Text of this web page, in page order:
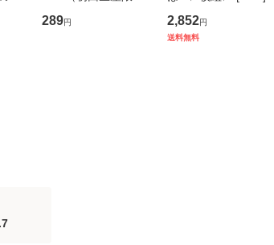
盤） / 清水翔太×加藤
ミリヤ / [CD]【メール
289円
ブエナ・ビスタ・ホー
ム・エンターテイメン
2,852円
送料無料